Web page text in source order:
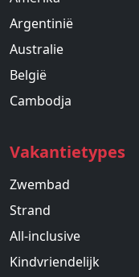
Argentinië
Australie
België
Cambodja
Vakantietypes
Zwembad
Strand
All-inclusive
Kindvriendelijk